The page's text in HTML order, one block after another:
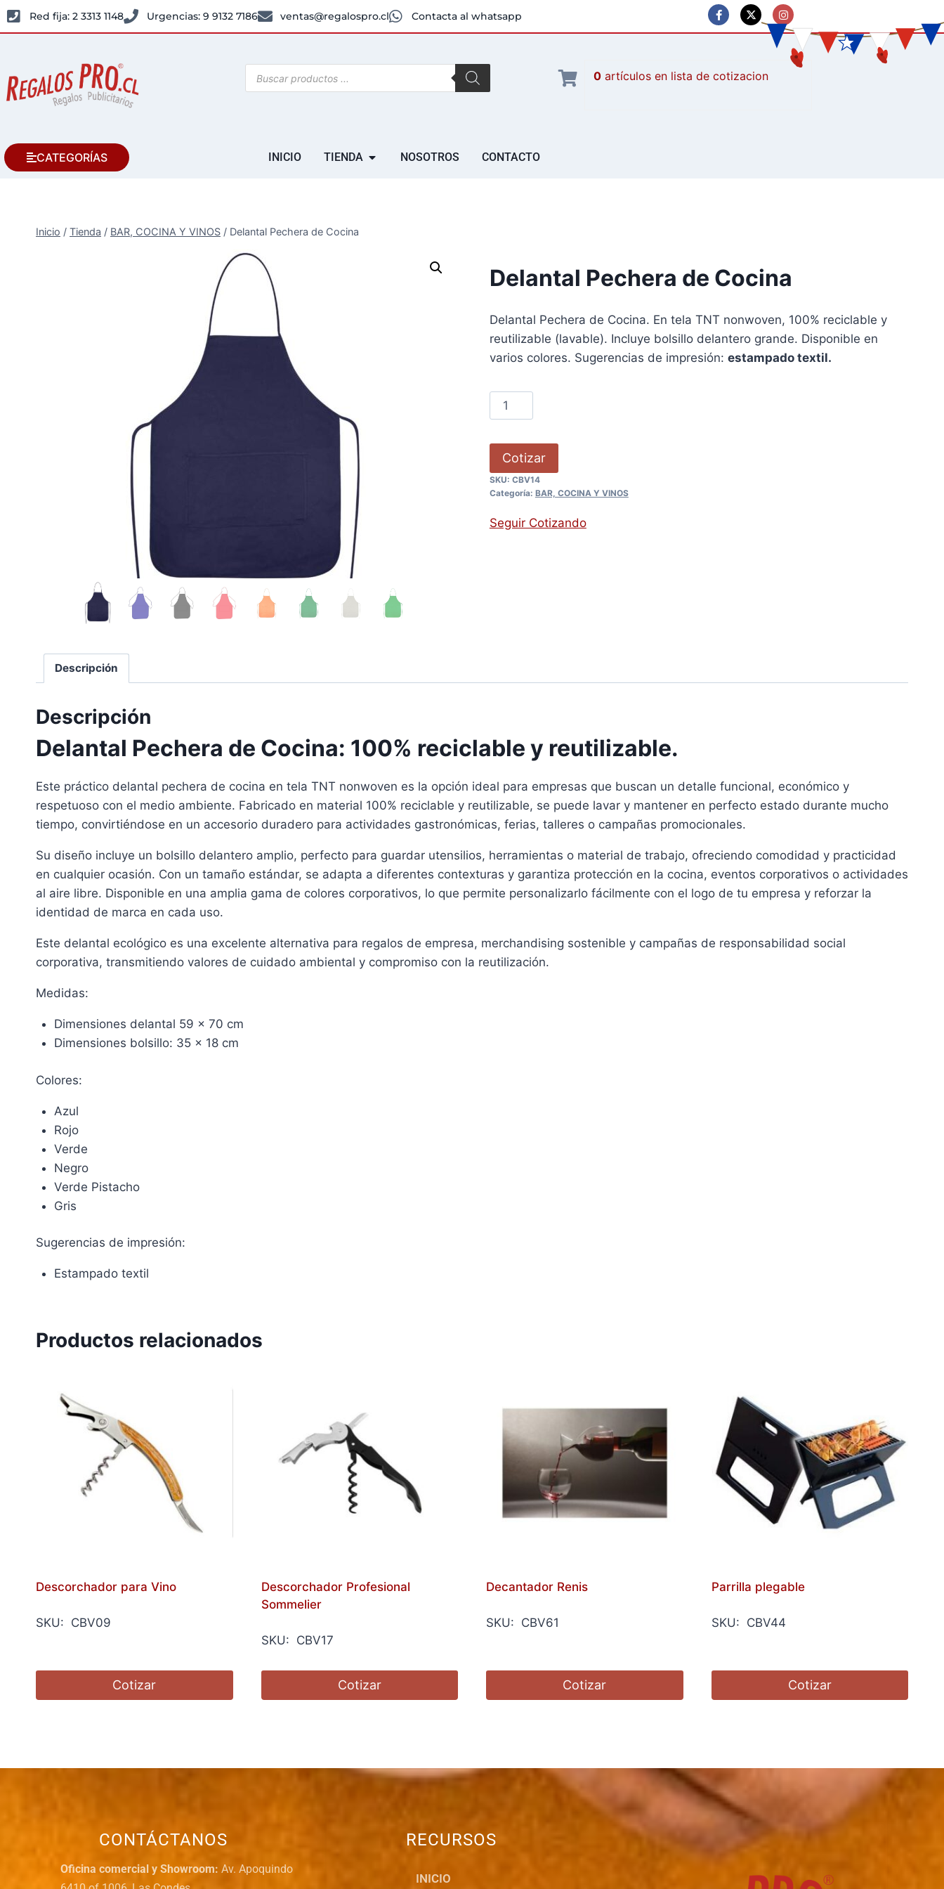
Red fija: 2 3313 1148 Urgencias: 9 9132 7186 ventas@regalospro.cl Contacta al whatsapp
0 artículos
CATEGORÍAS INICIO TIENDA NOSOTROS CONTACTO
Inicio / Tienda / BAR, COCINA Y VINOS / Delantal Pechera de Cocina
Delantal Pechera de Cocina
Delantal Pechera de Cocina. En tela TNT nonwoven, 100% reciclable y
reutilizable (lavable). Incluye bolsillo delantero grande. Disponible en
varios colores. Sugerencias de impresión: estampado textil.
Cotizar
SKU: CBV14
Categoría: BAR, COCINA Y VINOS
Seguir Cotizando
Descripción
Descripción
Delantal Pechera de Cocina: 100% reciclable y reutilizable.
Este práctico delantal pechera de cocina en tela TNT nonwoven es la opción ideal para empresas que buscan un detalle funcional, económico y
respetuoso con el medio ambiente. Fabricado en material 100% reciclable y reutilizable, se puede lavar y mantener en perfecto estado durante mucho
tiempo, convirtiéndose en un accesorio duradero para actividades gastronómicas, ferias, talleres o campañas promocionales.
Su diseño incluye un bolsillo delantero amplio, perfecto para guardar utensilios, herramientas o material de trabajo, ofreciendo comodidad y practicidad
en cualquier ocasión. Con un tamaño estándar, se adapta a diferentes contexturas y garantiza protección en la cocina, eventos corporativos o actividades
al aire libre. Disponible en una amplia gama de colores corporativos, lo que permite personalizarlo fácilmente con el logo de tu empresa y reforzar la
identidad de marca en cada uso.
Este delantal ecológico es una excelente alternativa para regalos de empresa, merchandising sostenible y campañas de responsabilidad social
corporativa, transmitiendo valores de cuidado ambiental y compromiso con la reutilización.
Medidas:
Dimensiones delantal 59 x 70 cm
Dimensiones bolsillo: 35 x 18 cm
Colores:
Azul
Rojo
Verde
Negro
Verde Pistacho
Gris
Sugerencias de impresión:
Estampado textil
Productos relacionados
Descorchador para Vino
SKU: CBV09
Cotizar
Descorchador Profesional
Sommelier
SKU: CBV17
Cotizar
Decantador Renis
SKU: CBV61
Cotizar
Parrilla plegable
SKU: CBV44
Cotizar
CONTÁCTANOS
Oficina comercial y Showroom: Av. Apoquindo
RECURSOS
INICIO